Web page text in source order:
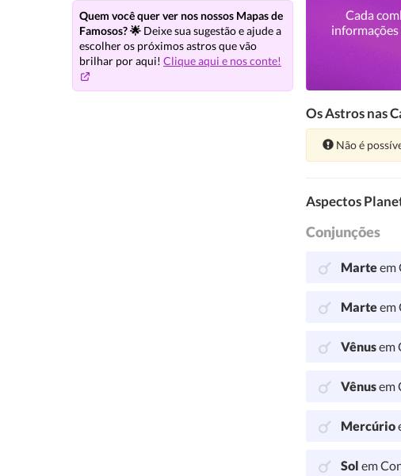
Quem você quer ver nos nossos Mapas de
Famosos? 🌟 Deixe sua sugestão e ajude a
escolher os próximos astros que vão
brilhar por aqui! Clique aqui e nos conte!
Cada
Os Astros nas
Atenção:
Não é
Aspectos
Conjunções
Marteem
Marteem
Vênusem
Vênusem
Mercúrio
Sol em